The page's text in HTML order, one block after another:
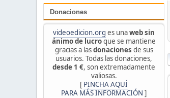
Donaciones
videoedicion.org es unaweb sin
ánimo de lucroque se mantiene
gracias a lasdonaciones de sus
usuarios. Todas las donaciones,
desde 1 €, son extremadamente
valiosas.
[ PINCHA AQUÍ
PARA MÁS INFORMACIÓN ]